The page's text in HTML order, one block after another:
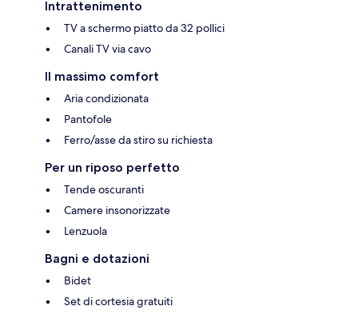
Intrattenimento
TV a schermo piatto da 32 pollici
Canali TV via cavo
Il massimo comfort
Aria condizionata
Pantofole
Ferro/asse da stiro su richiesta
Per un riposo perfetto
Tende oscuranti
Camere insonorizzate
Lenzuola
Bagni e dotazioni
Bidet
Set di cortesia gratuiti